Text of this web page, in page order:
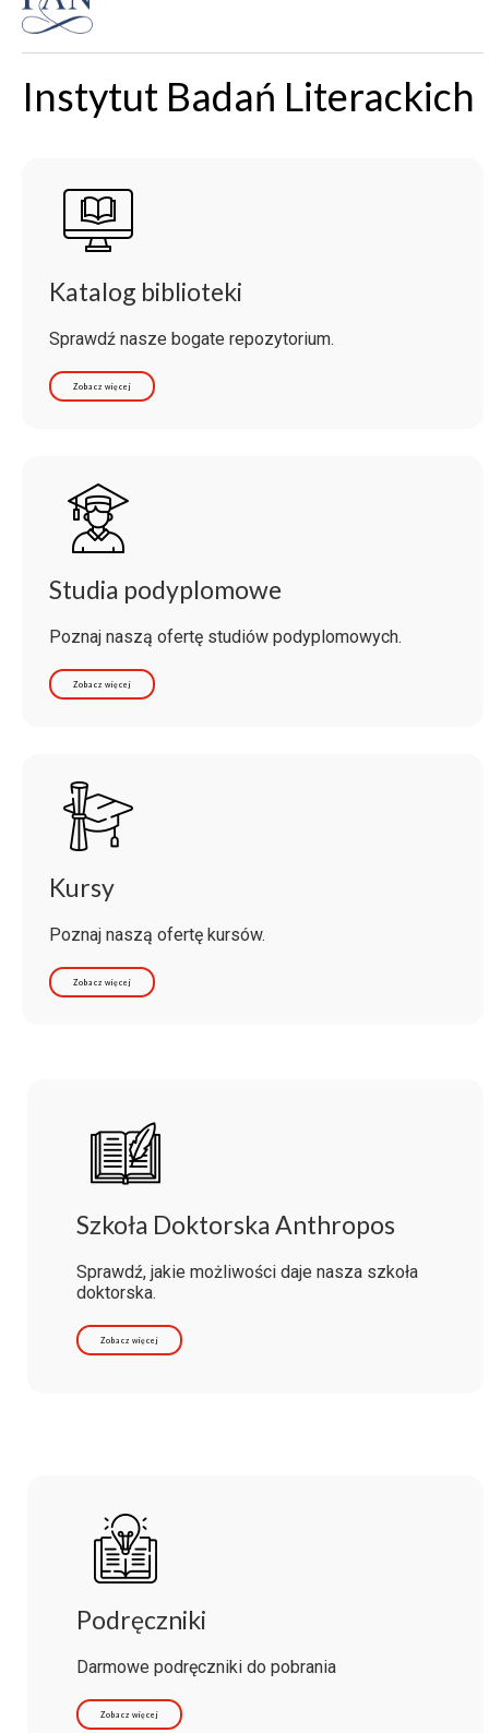
Instytut Badań Literackich
Katalog biblioteki
Sprawdź nasze bogate repozytorium.
Zobacz więcej
Studia podyplomowe
Poznaj naszą ofertę studiów podyplomowych.
Zobacz więcej
Kursy
Poznaj naszą ofertę kursów.
Zobacz więcej
Szkoła Doktorska Anthropos
Sprawdź, jakie możliwości daje nasza szkoła
doktorska.
Zobacz więcej
Podręczniki
Darmowe podręczniki do pobrania
Zobacz więcej